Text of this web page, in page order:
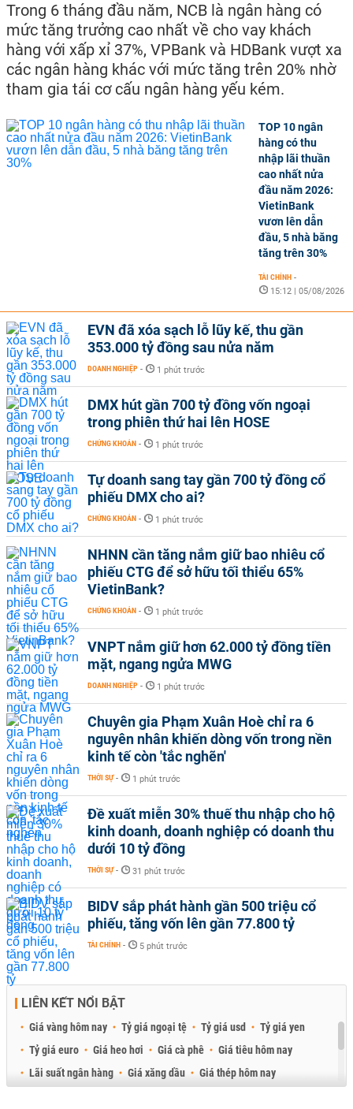
Trong 6 tháng đầu năm, NCB là ngân hàng có
mức tăng trưởng cao nhất về cho vay khách
hàng với xấp xỉ 37%, VPBank và HDBank vượt xa
các ngân hàng khác với mức tăng trên 20% nhờ
tham gia tái cơ cấu ngân hàng yếu kém.
TOP 10 ngân
hàng có thu
nhập lãi thuần
cao nhất nửa
đầu năm 2026:
VietinBank
vươn lên dẫn
đầu, 5 nhà băng
tăng trên 30%
TÀI CHÍNH -
15:12 | 05/08/2026
EVN đã xóa sạch lỗ lũy kế, thu gần
353.000 tỷ đồng sau nửa năm
DOANH NGHIỆP - 1 phút trước
DMX hút gần 700 tỷ đồng vốn ngoại
trong phiên thứ hai lên HOSE
CHỨNG KHOÁN - 1 phút trước
Tự doanh sang tay gần 700 tỷ đồng cổ
phiếu DMX cho ai?
CHỨNG KHOÁN - 1 phút trước
NHNN cần tăng nắm giữ bao nhiêu cổ
phiếu CTG để sở hữu tối thiểu 65%
VietinBank?
CHỨNG KHOÁN - 1 phút trước
VNPT nắm giữ hơn 62.000 tỷ đồng tiền
mặt, ngang ngửa MWG
DOANH NGHIỆP - 1 phút trước
Chuyên gia Phạm Xuân Hoè chỉ ra 6
nguyên nhân khiến dòng vốn trong nền
kinh tế còn 'tắc nghẽn'
THỜI SỰ - 1 phút trước
Đề xuất miễn 30% thuế thu nhập cho hộ
kinh doanh, doanh nghiệp có doanh thu
dưới 10 tỷ đồng
THỜI SỰ - 31 phút trước
BIDV sắp phát hành gần 500 triệu cổ
phiếu, tăng vốn lên gần 77.800 tỷ
TÀI CHÍNH - 5 phút trước
LIÊN KẾT NỔI BẬT
Giá vàng hôm nay Tỷ giá ngoại tệ Tỷ giá usd
Tỷ giá yen
Tỷ giá euro
Giá heo hơi Giá cà phê
Giá tiêu hôm nay
Lãi suất ngân hàng
Giá xăng dầu
Giá thép hôm nay